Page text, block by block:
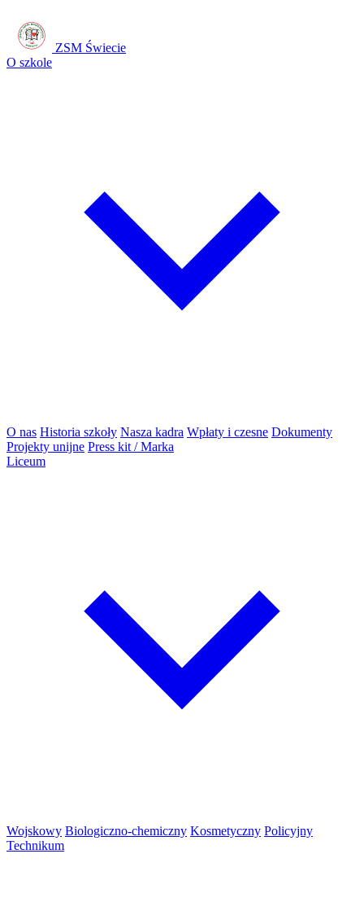
ZSM Świecie
O szkole
O nas Historia szkoły Nasza kadra Wpłaty i czesne Dokumenty
Projekty unijne Press kit / Marka
Liceum
Wojskowy Biologiczno-chemiczny Kosmetyczny Policyjny
Technikum